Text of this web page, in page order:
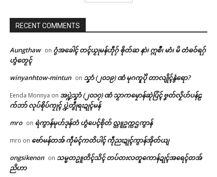
RECENT COMMENTS
Aungthaw on ဂွံအခေါၚ် တၚ်ယၟုမန်ဟီုဂှ် ၜိုတ်ဆ နာဲ၊ ဣစဳ၊ မာံ၊ မိ တံဓဝ်ရဂှ်
ဟွံတၟေၚ်
winyanhtow-mintun on သၞာံ (၂၀၁၉) ဏံ မုဂကူပိုဲ တာလျိုၚ်နွံရော?
Eenda Monnya on အပ္ဍဲသၞာံ (၂၀၁၇) ဏံ သၟာကမၠောန်ဆုဲပြံၚ် ဗၞတ်လၟိဟ်ပန်ဠ
က်ဘာ် လုပ်စိုပ်ကၠုၚ် ပ္ဍဲတွဵုရးဍုၚ်မန်
mro on ရဲကွာန်မုဟ်ဒုန်တံ ဟွံပေၚ်စိုတ် လ္တူဥက္ကဌကွာန်
mro on ဗော်မန်တအ် ကဵုမံၚ်ကတိပါၚ် ကဵုညးဍုၚ်ကွာန်အိုတ်ယျ
ongsikenon on သမ္မတဥူတိၚ်သိၚ် တပ်တးလတူကောန်ဍုၚ်အရေၚ်တအ်
ညိဟာ